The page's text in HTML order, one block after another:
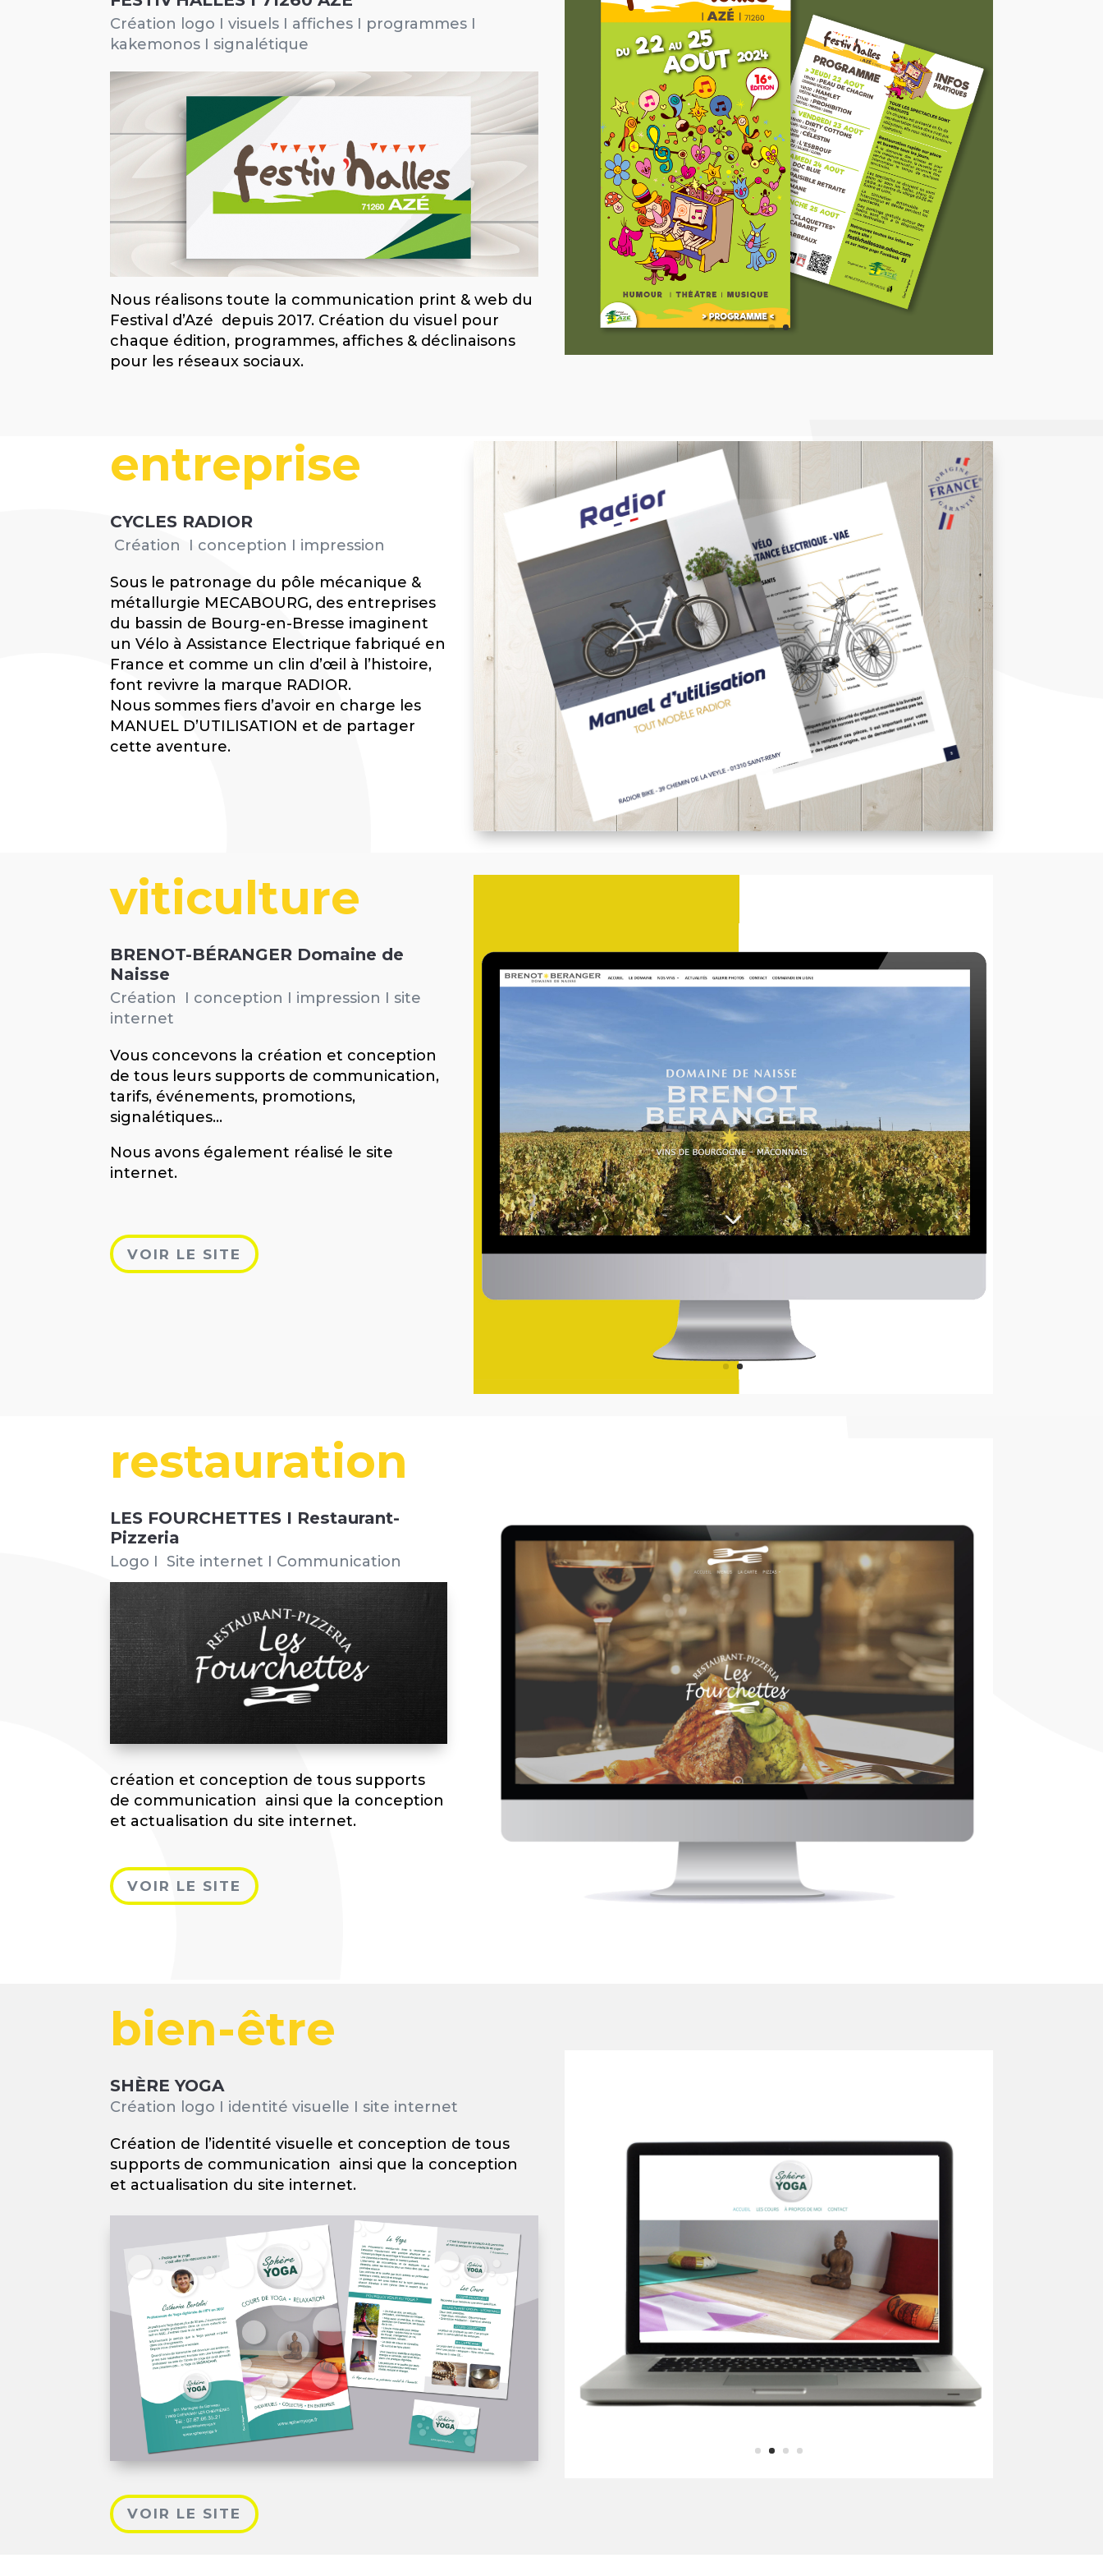
Création logo I visuels I affiches I programmes I
kakemonos I signalétique
Nous réalisons toute la communication print & web du
Festival d’Azé depuis 2017. Création du visuel pour
chaque édition, programmes, affiches & déclinaisons
pour les réseaux sociaux.
entreprise
CYCLES RADIOR
Création I conception I impression
Sous le patronage du pôle mécanique &
métallurgie MECABOURG, des entreprises
du bassin de Bourg-en-Bresse imaginent
un Vélo à Assistance Electrique fabriqué en
France et comme un clin d’œil à l’histoire,
font revivre la marque RADIOR.
Nous sommes fiers d’avoir en charge les
MANUEL D’UTILISATION et de partager
cette aventure.
viticulture
BRENOT-BÉRANGER Domaine de
Naisse
Création I conception I impression I site
internet
Vous concevons la création et conception
de tous leurs supports de communication,
tarifs, événements, promotions,
signalétiques…
Nous avons également réalisé le site
internet.
VOIR LE SITE
restauration
LES FOURCHETTES I Restaurant-
Pizzeria
Logo I Site internet I Communication
création et conception de tous supports
de communication ainsi que la conception
et actualisation du site internet.
VOIR LE SITE
bien-être
SHÈRE YOGA
Création logo I identité visuelle I site internet
Création de l’identité visuelle et conception de tous
supports de communication ainsi que la conception
et actualisation du site internet.
VOIR LE SITE